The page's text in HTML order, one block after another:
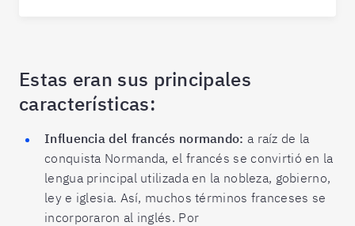
Estas eran sus principales
características:
Influencia del francés normando: a raíz de la
conquista Normanda, el francés se convirtió en la
lengua principal utilizada en la nobleza, gobierno,
ley e iglesia. Así, muchos términos franceses se
incorporaron al inglés. Por